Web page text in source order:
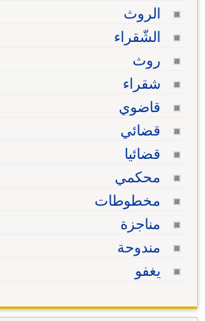
الروث
الشّقراء
روث
شقراء
قاضوي
قضائي
قضائيا
محكمي
مخطوطات
مناجزة
مندوحة
يغفو